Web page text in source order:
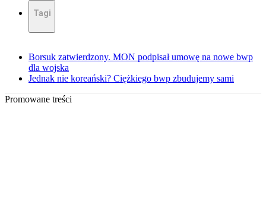
Tagi
Borsuk zatwierdzony. MON podpisał umowę na nowe bwp
dla wojska
Jednak nie koreański? Ciężkiego bwp zbudujemy sami
Promowane treści